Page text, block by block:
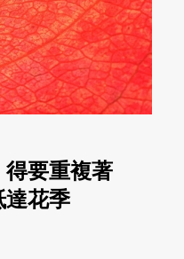
得要重複著
達花季